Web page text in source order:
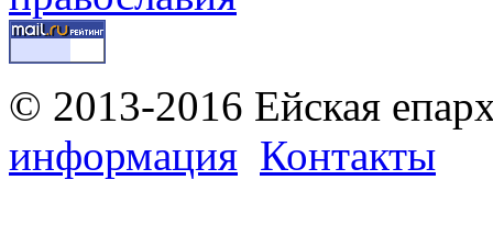
© 2013-2016 Ейская
информация Контакты